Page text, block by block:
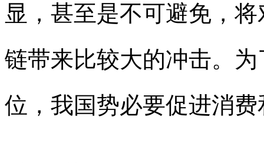
显，甚至是不可避免，
链带来比较大的冲击。
位，我国势必要促进消